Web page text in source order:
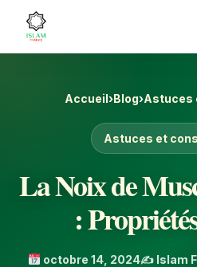
Accueil›Blog›Astuces
Astuces et
La Noix de
:
octobre 14, 2024✍️ Islam